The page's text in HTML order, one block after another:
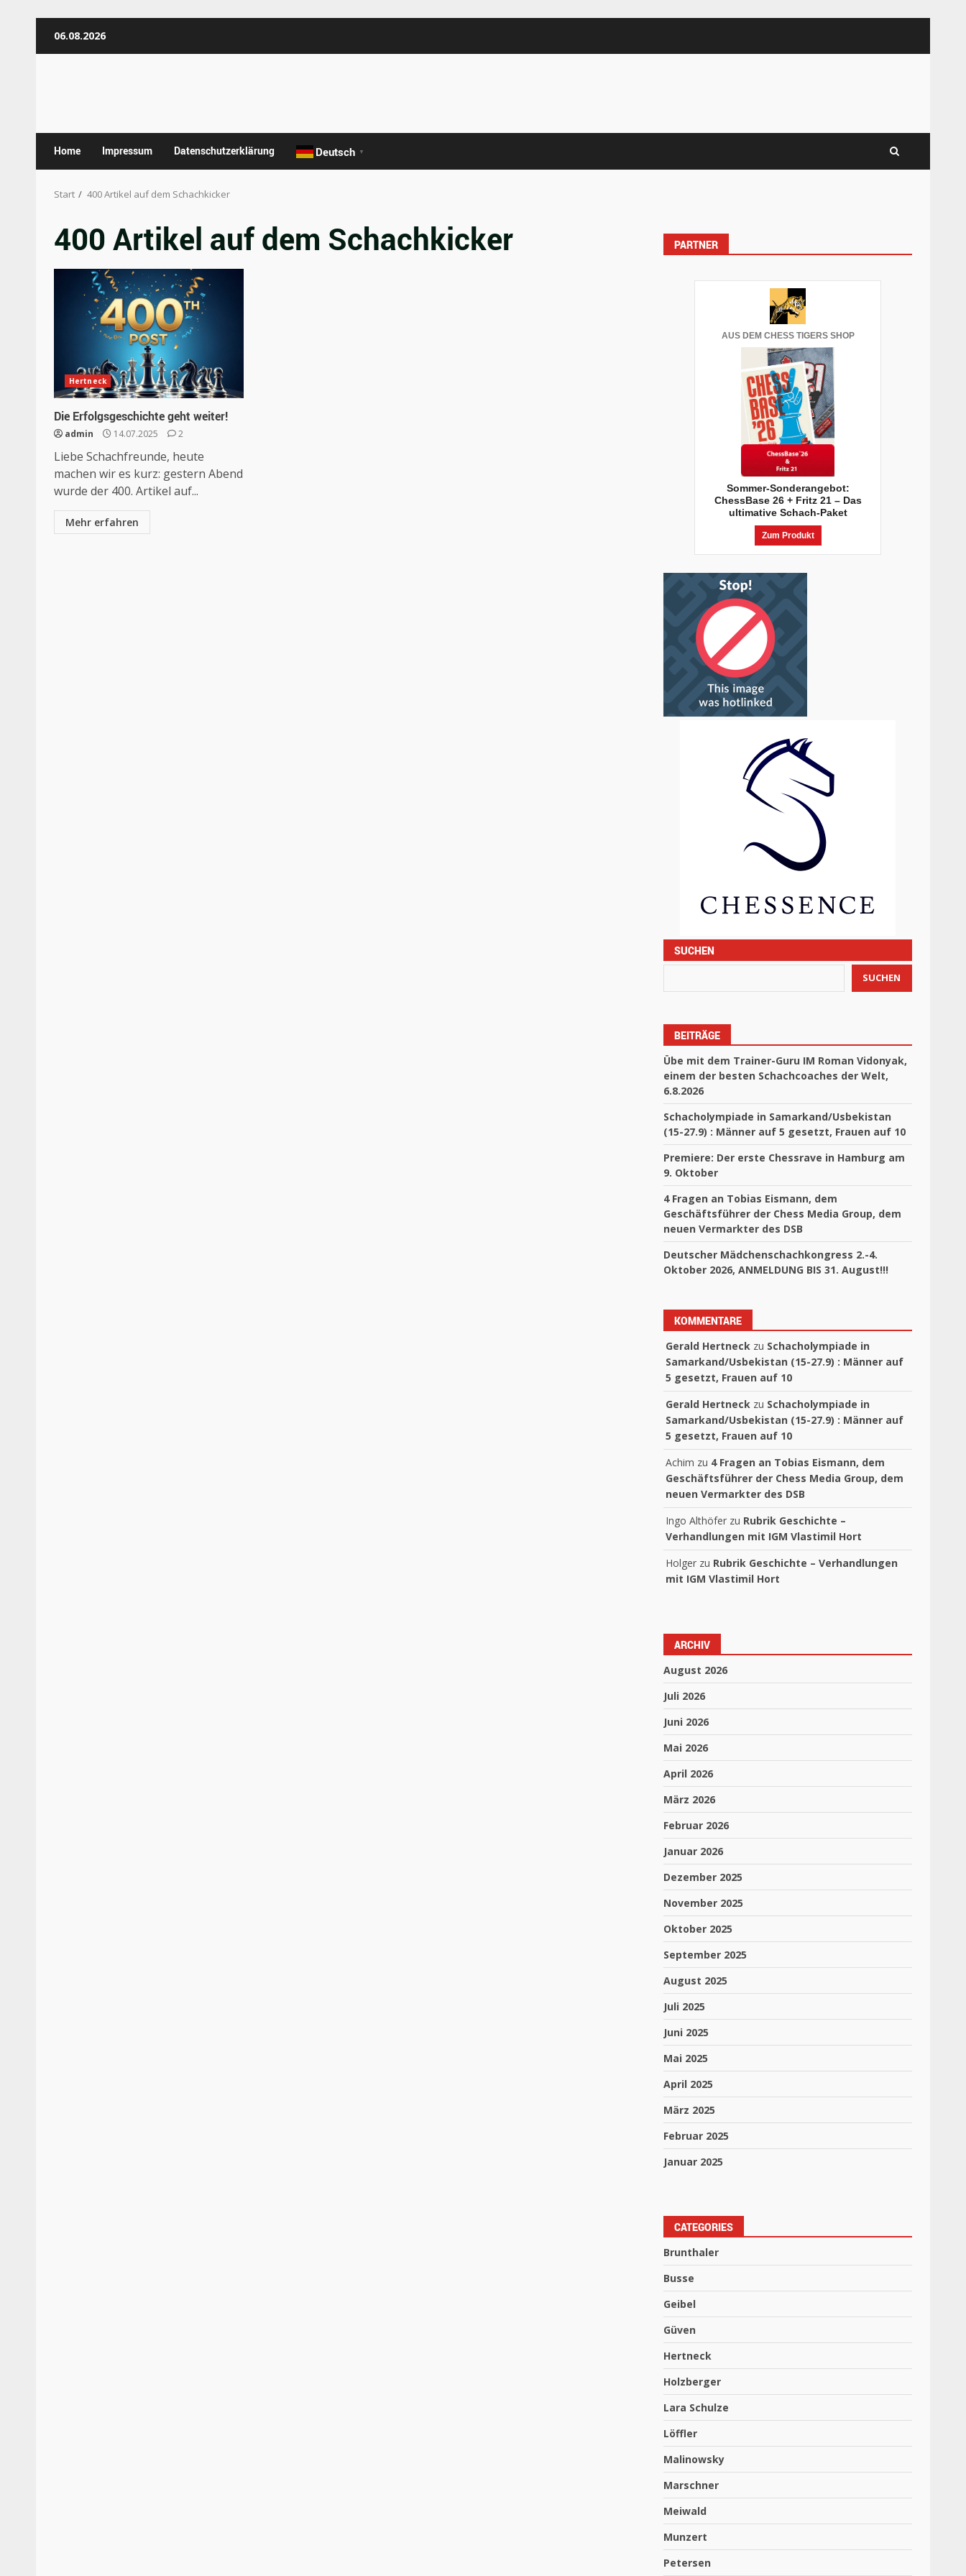
Inhalt06.08.2026
Home Impressum Datenschutzerklärung Deutsch ▼
Start 400 Artikel auf dem Schachkicker
400 Artikel auf dem Schachkicker
Hertneck
Die Erfolgsgeschichte geht weiter!
admin 14.07.2025 2
Liebe Schachfreunde, heute
machen wir es kurz: gestern Abend
wurde der 400. Artikel auf...
Mehr erfahren
PARTNER
AUS DEM CHESS TIGERS SHOP
Sommer-Sonderangebot:
ChessBase 26 + Fritz 21 – Das
ultimative Schach-Paket
Zum Produkt
SUCHEN
SUCHEN
BEITRÄGE
Übe mit dem Trainer-Guru IM Roman Vidonyak,
einem der besten Schachcoaches der Welt,
6.8.2026
Schacholympiade in Samarkand/Usbekistan
(15-27.9) : Männer auf 5 gesetzt, Frauen auf 10
Premiere: Der erste Chessrave in Hamburg am
9. Oktober
4 Fragen an Tobias Eismann, dem
Geschäftsführer der Chess Media Group, dem
neuen Vermarkter des DSB
Deutscher Mädchenschachkongress 2.-4.
Oktober 2026, ANMELDUNG BIS 31. August!!!
KOMMENTARE
Gerald Hertneck zu Schacholympiade in
Samarkand/Usbekistan (15-27.9) : Männer auf
5 gesetzt, Frauen auf 10
Gerald Hertneck zu Schacholympiade in
Samarkand/Usbekistan (15-27.9) : Männer auf
5 gesetzt, Frauen auf 10
Achim zu 4 Fragen an Tobias Eismann, dem
Geschäftsführer der Chess Media Group, dem
neuen Vermarkter des DSB
Ingo Althöfer zu Rubrik Geschichte –
Verhandlungen mit IGM Vlastimil Hort
Holger zu Rubrik Geschichte – Verhandlungen
mit IGM Vlastimil Hort
ARCHIV
August 2026
Juli 2026
Juni 2026
Mai 2026
April 2026
März 2026
Februar 2026
Januar 2026
Dezember 2025
November 2025
Oktober 2025
September 2025
August 2025
Juli 2025
Juni 2025
Mai 2025
April 2025
März 2025
Februar 2025
Januar 2025
CATEGORIES
Brunthaler
Busse
Geibel
Güven
Hertneck
Holzberger
Lara Schulze
Löffler
Malinowsky
Marschner
Meiwald
Munzert
Petersen